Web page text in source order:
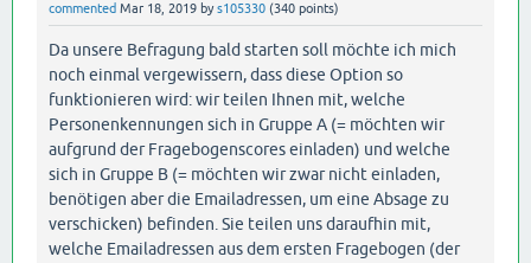
commented Mar 18, 2019 bys105330 (340 points)
Da unsere Befragung bald starten soll möchte ich mich
noch einmal vergewissern, dass diese Option so
funktionieren wird: wir teilen Ihnen mit, welche
Personenkennungen sich in Gruppe A (= möchten wir
aufgrund der Fragebogenscores einladen) und welche
sich in Gruppe B (= möchten wir zwar nicht einladen,
benötigen aber die Emailadressen, um eine Absage zu
verschicken) befinden. Sie teilen uns daraufhin mit,
welche Emailadressen aus dem ersten Fragebogen (der